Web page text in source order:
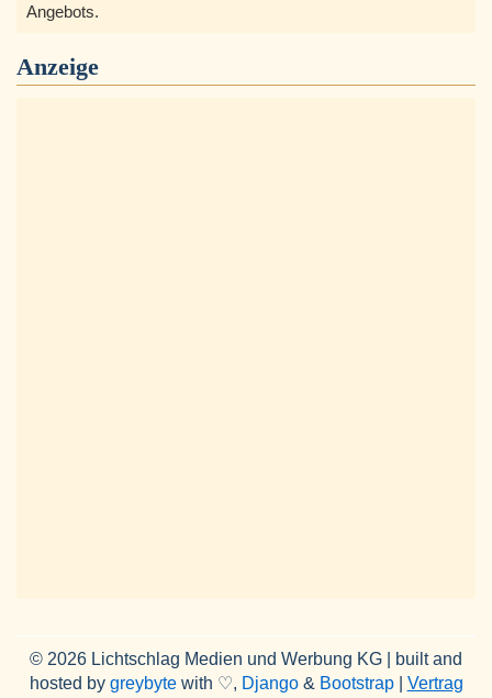
Angebots.
Anzeige
© 2026 Lichtschlag Medien und Werbung KG | built and
hosted by greybytewith ♡, Django& Bootstrap| Vertrag